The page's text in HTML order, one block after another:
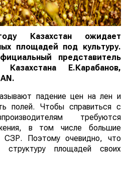
Казахстан ожидает
площадей под культуру.
представитель
Е.Карабанов,
.
падение цен на лен и
полей. Чтобы справиться с
требуются
в том числе большие
Поэтому очевидно, что
структуру площадей своих